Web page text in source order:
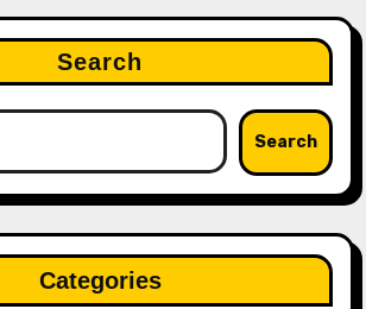
Search
Search
Categories